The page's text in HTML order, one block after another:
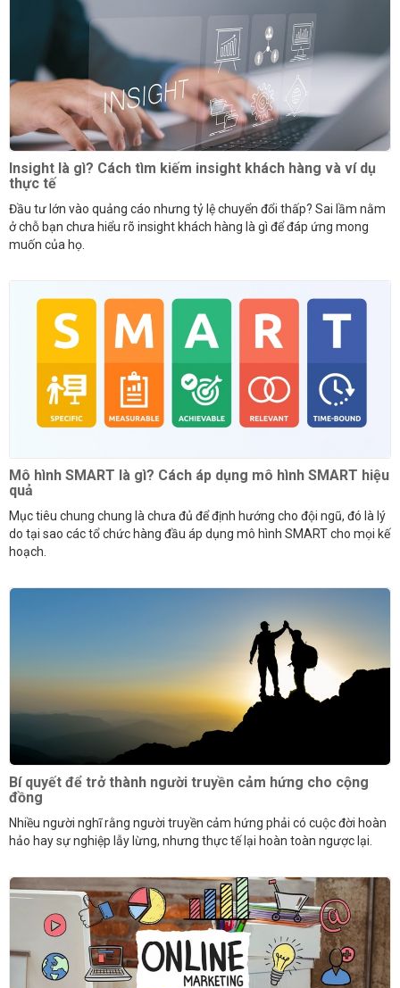
Insight là gì? Cách tìm kiếm insight khách hàng và ví dụ
thực tế
Đầu tư lớn vào quảng cáo nhưng tỷ lệ chuyển đổi thấp? Sai lầm nằm
ở chỗ bạn chưa hiểu rõ insight khách hàng là gì để đáp ứng mong
muốn của họ.
Mô hình SMART là gì? Cách áp dụng mô hình SMART hiệu
quả
Mục tiêu chung chung là chưa đủ để định hướng cho đội ngũ, đó là lý
do tại sao các tổ chức hàng đầu áp dụng mô hình SMART cho mọi kế
hoạch.
Bí quyết để trở thành người truyền cảm hứng cho cộng
đồng
Nhiều người nghĩ rằng người truyền cảm hứng phải có cuộc đời hoàn
hảo hay sự nghiệp lẫy lừng, nhưng thực tế lại hoàn toàn ngược lại.